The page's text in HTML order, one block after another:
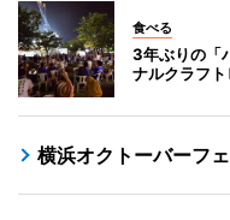
食べる
3年ぶりの「
ナルクラフ
横浜オクトーバーフ